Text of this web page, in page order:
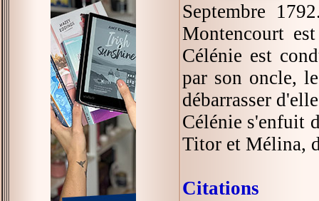
Septembre
Montencourt
Célénie est
par son oncle,
débarrasser
Célénie s'enfuit
Titor et Mélina,
Citations